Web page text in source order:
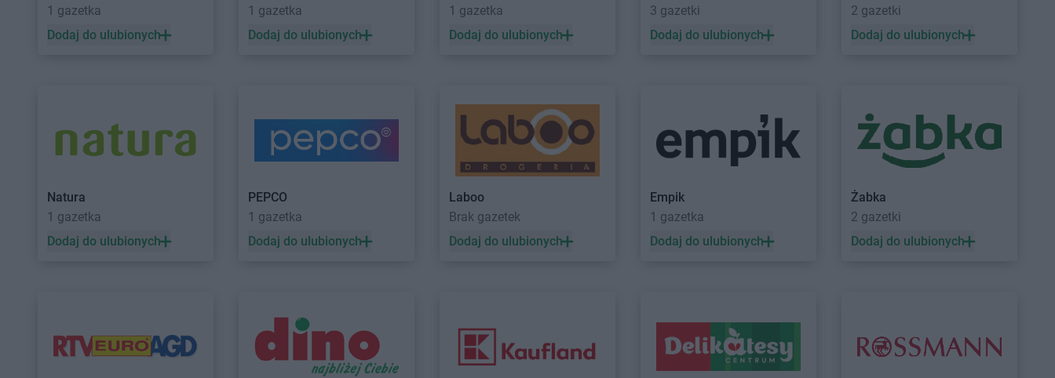
1 gazetka
Dodaj do ulubionych
1 gazetka
Dodaj do ulubionych
1 gazetka
Dodaj do ulubionych
3 gazetki
Dodaj do ulubionych
2 gazetki
Dodaj do ulubionych
Natura
1 gazetka
Dodaj do ulubionych
PEPCO
1 gazetka
Dodaj do ulubionych
Laboo
Brak gazetek
Dodaj do ulubionych
Empik
1 gazetka
Dodaj do ulubionych
Żabka
2 gazetki
Dodaj do ulubionych